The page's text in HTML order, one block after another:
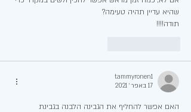
שהיא עדיין תהיה טעימה?
תודה!!!!
tammyronen1
17 באפר׳ 2021
האם אפשר להחליף את הגבינה הלבנה בגבינת